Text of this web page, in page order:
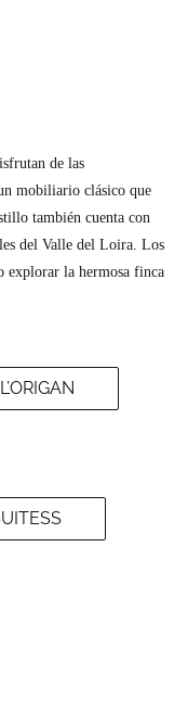
de las
mobiliario clásico que
también cuenta con
del Valle del Loira. Los
explorar la hermosa finca